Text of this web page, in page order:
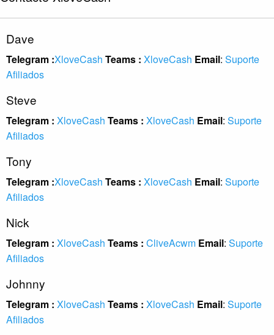
Dave
Telegram :XloveCash Teams : XloveCash Email: Suporte
Afiliados
Steve
Telegram : XloveCash Teams : XloveCash Email: Suporte
Afiliados
Tony
Telegram :XloveCash Teams : XloveCash Email: Suporte
Afiliados
Nick
Telegram : XloveCash Teams : CliveAcwm Email: Suporte
Afiliados
Johnny
Telegram : XloveCash Teams : XloveCash Email: Suporte
Afiliados